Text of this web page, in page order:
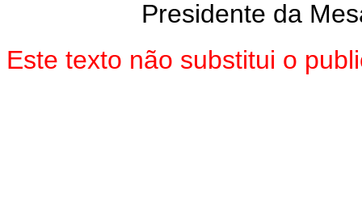
Presidente da
Este texto não substitui o